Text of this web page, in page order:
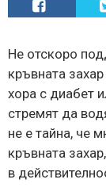
Не отскоро
кръвната
хора с диабет
стремят да
не е тайна, че
кръвната
в